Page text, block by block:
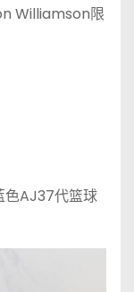
Williamson限
色AJ37代篮球